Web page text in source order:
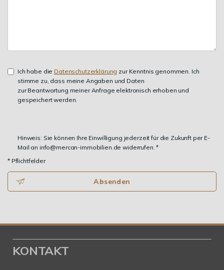
Ich habe die Datenschutzerklärung zur Kenntnis genommen. Ich
stimme zu, dass meine Angaben und Daten
zur Beantwortung meiner Anfrage elektronisch erhoben und
gespeichert werden.
Hinweis: Sie können Ihre Einwilligung jederzeit für die Zukunft per E-
Mail an info@mercan-immobilien.de widerrufen. *
* Pflichtfelder
Absenden
KONTAKT